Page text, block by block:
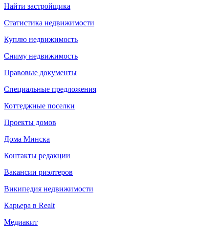
Найти застройщика
Статистика недвижимости
Куплю недвижимость
Сниму недвижимость
Правовые документы
Специальные предложения
Коттеджные поселки
Проекты домов
Дома Минска
Контакты редакции
Вакансии риэлтеров
Википедия недвижимости
Карьера в Realt
Медиакит